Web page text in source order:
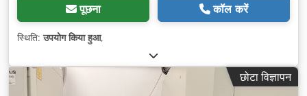
पूछना कॉल करें
स्थिति:उपयोग किया हुआ,
छोटा विज्ञापन